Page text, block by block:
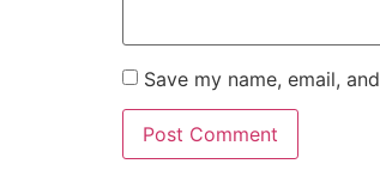
Save my name, email,